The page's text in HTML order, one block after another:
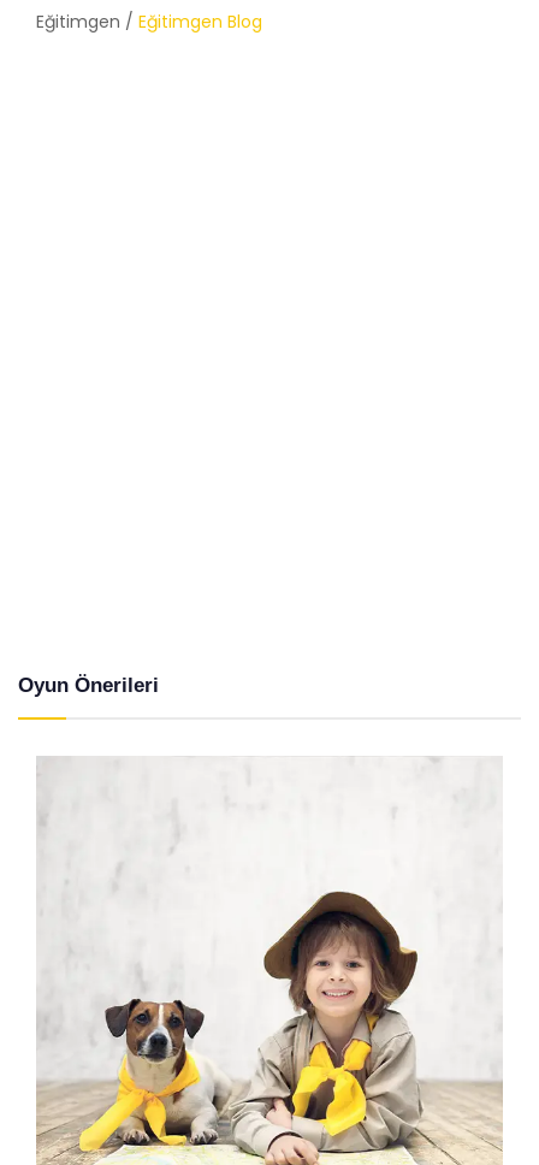
Eğitimgen / Eğitimgen Blog
Oyun Önerileri